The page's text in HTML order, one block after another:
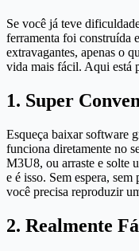
Se você já teve
ferramenta foi construída
extravagantes, apenas o
vida mais fácil. Aqui está
1. Super
Esqueça baixar software
funciona diretamente no
M3U8, ou arraste e solte
e é isso. Sem espera,
você precisa reproduzir
2. Realmente